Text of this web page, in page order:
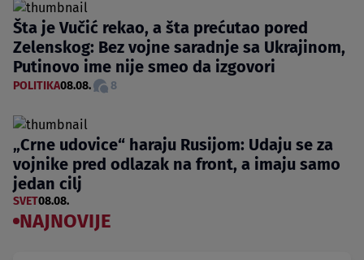
Šta je Vučić rekao, a šta prećutao pored
Zelenskog: Bez vojne saradnje sa Ukrajinom,
Putinovo ime nije smeo da izgovori
POLITIKA08.08. 8
„Crne udovice“ haraju Rusijom: Udaju se za
vojnike pred odlazak na front, a imaju samo
jedan cilj
SVET08.08.
NAJNOVIJE